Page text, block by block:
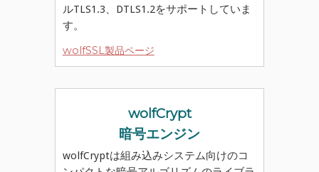
ルTLS1.3、DTLS1.2をサポートしていま
す。
wolfSSL製品ページ
wolfCrypt
暗号エンジン
wolfCryptは組み込みシステム向けのコ